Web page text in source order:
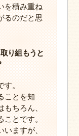
を積み重ね
るのだと思
り組もうと
。
ことを知
ちろん、
とです。
ますが、